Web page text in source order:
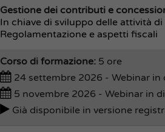
Gestione dei contributi e
In chiave di sviluppo delle attività
Regolamentazione e aspetti fiscali
Corso di formazione: 5 ore
24 settembre 2026 - Webinar in
5 novembre 2026 - Webinar in
Già disponibile in versione